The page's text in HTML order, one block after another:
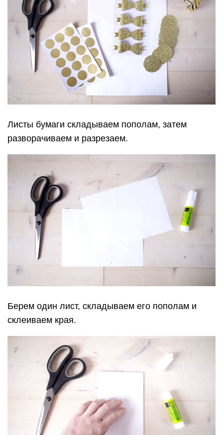
Листы бумаги складываем пополам, затем
разворачиваем и разрезаем.
Берем один лист, складываем его пополам и
склеиваем края.